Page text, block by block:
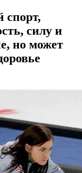
спорт,
силу и
но может